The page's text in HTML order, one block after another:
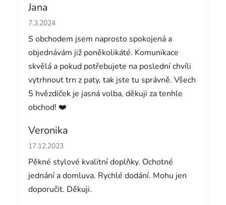
Jana
Hodnocení obchodu je 5 z 5 hvězdiček.
7.3.2024
S obchodem jsem naprosto spokojená a
objednávám již poněkolikáté. Komunikace
skvělá a pokud potřebujete na poslední chvíli
vytrhnout trn z paty, tak jste tu správně. Všech
5 hvězdiček je jasná volba, děkuji za tenhle
obchod! ❤️
Veronika
Hodnocení obchodu je 5 z 5 hvězdiček.
17.12.2023
Pěkné stylové kvalitní doplňky. Ochotné
jednání a domluva. Rychlé dodání. Mohu jen
doporučit. Děkuji.